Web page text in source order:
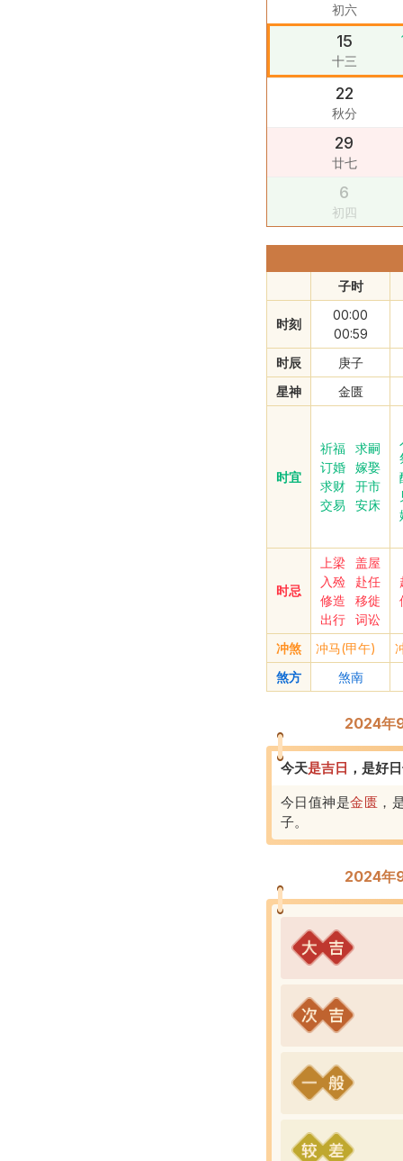
初六
15
十三
22
秋分
29
廿七
6
初四
子时
时刻
00:00
00:59
时辰
庚子
星神
金匮
时宜
祈福
求嗣
订婚
嫁娶
求财
开市
交易
安床
时忌
上梁
盖屋
入殓
赴任
修造
移徙
出行
词讼
冲煞 冲马(甲午)
煞方
煞南
2024年
今天是吉 日 ， 是好
今日值神是金匮 ，
子。
2024年